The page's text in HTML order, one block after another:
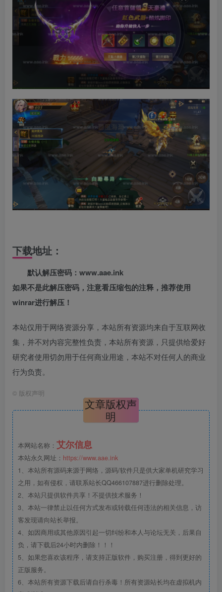
下载地址：
默认解压密码：www.aae.ink
如果不是此解压密码，注意看压缩包的注释，推荐使用
winrar进行解压！
本站仅用于网络资源分享，本站所有资源均来自于互联网收
集，并不对内容完整性负责，本站所有资源，只提供给爱好
研究者使用切勿用于任何商业用途，本站不对任何人的商业
行为负责。
© 版权声明
文章版权声
明
本网站名称： 艾尔信息
本站永久网址： https://www.aae.ink
1、本站所有源码来源于网络，源码/软件只是供大家单机研究学习
之用，如有侵权，请联系站长QQ466107887进行删除处理。
2、本站只提供软件共享！不提供技术服务！
3、本站一律禁止以任何方式发布或转载任何违法的相关信息，访
客发现请向站长举报。
4、如因商用或其他原因引起一切纠纷和本人与论坛无关，后果自
负，请下载后24小时内删除！！！
5、如果您喜欢该程序，请支持正版软件，购买注册，得到更好的
正版服务。
6、本站所有资源下载后请自行杀毒！所有资源站长均在虚拟机内